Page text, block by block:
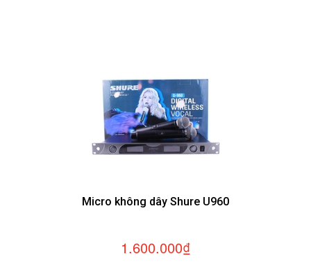
Micro không dây Shure U960
1.600.000₫